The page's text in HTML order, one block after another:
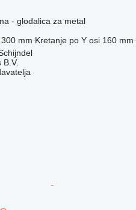
- glodalica za metal
300 mm Kretanje po Y osi 160 mm